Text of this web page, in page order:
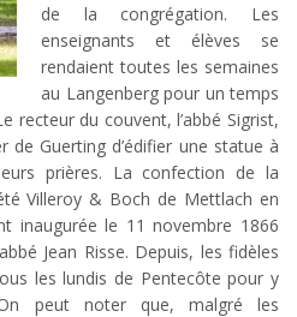
de la congrégation. Les
enseignants et élèves se
rendaient toutes les semaines
au Langenberg pour un temps
recteur du couvent, l’abbé Sigrist,
de Guerting d’édifier une statue à
prières. La confection de la
Villeroy & Boch de Mettlach en
inaugurée le 11 novembre 1866
Jean Risse. Depuis, les fidèles
les lundis de Pentecôte pour y
peut noter que, malgré les